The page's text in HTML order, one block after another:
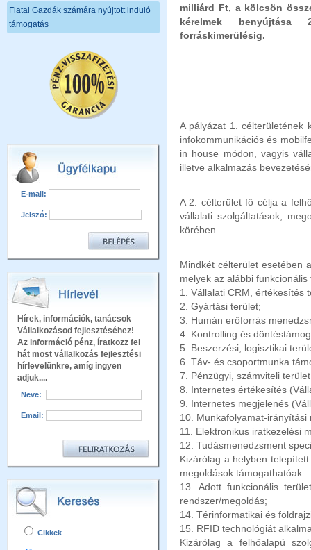
Fiatal Gazdák számára nyújtott induló
támogatás
E-mail:
Jelszó:
Hírek, információk, tanácsok
Vállalkozásod fejlesztéséhez!
Az információ pénz, íratkozz fel
hát most vállalkozás fejlesztési
hírlevelünkre, amíg ingyen
adjuk....
Neve:
Email:
Cikkek
milliárd Ft, a kölcsön
kérelmek benyújtása
forráskimerülésig.
A pályázat 1. célterületének
infokommunikációs és
in house módon, vagyis
illetve alkalmazás
A 2. célterület fő célja a
vállalati szolgáltatások,
körében.
Mindkét célterület esetében
melyek az alábbi
1. Vállalati CRM, értékesítés
2. Gyártási terület;
3. Humán erőforrás
4. Kontrolling és
5. Beszerzési, logisztikai
6. Táv- és csoportmunka
7. Pénzügyi, számviteli
8. Internetes értékesítés
9. Internetes megjelenés
10. Munkafolyamat-irányítási
11. Elektronikus iratkezelési
12. Tudásmenedzsment
Kizárólag a helyben
megoldások támogathatóak:
13. Adott funkcionális
rendszer/megoldás;
14. Térinformatikai és
15. RFID technológiát
Kizárólag a felhőalapú